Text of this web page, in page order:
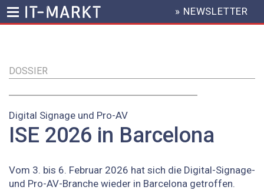
Inhalt
HEADER
MENU
» NEWSLETTER
DOSSIER
Digital Signage und Pro-AV
ISE 2026 in Barcelona
Vom 3. bis 6. Februar 2026 hat sich die Digital-Signage-
und Pro-AV-Branche wieder in Barcelona getroffen.